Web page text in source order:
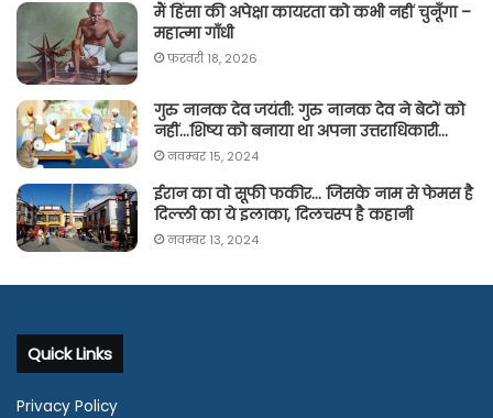
मैं हिंसा की अपेक्षा कायरता को कभी नहीं चुनूँगा –
महात्मा गाँधी
फ़रवरी 18, 2026
गुरु नानक देव जयंती: गुरु नानक देव ने बेटों को
नहीं…शिष्य को बनाया था अपना उत्तराधिकारी…
नवम्बर 15, 2024
ईरान का वो सूफी फकीर… जिसके नाम से फेमस है
दिल्ली का ये इलाका, दिलचस्प है कहानी
नवम्बर 13, 2024
Quick Links
Privacy Policy